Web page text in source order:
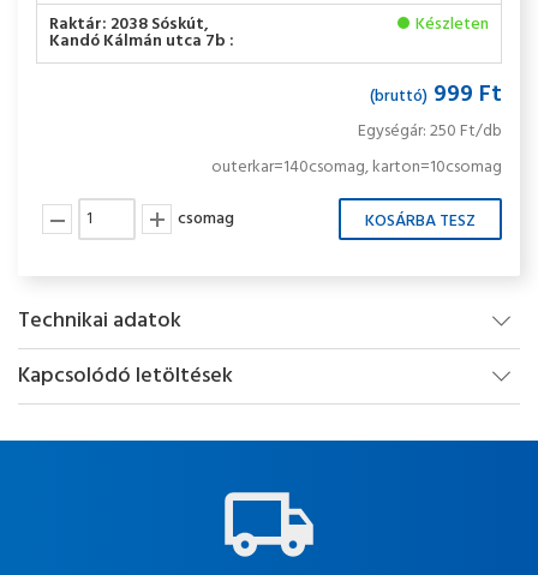
Raktár: 2038 Sóskút,
Kandó Kálmán utca 7b :
Készleten
(bruttó) 999 Ft
Egységár: 250 Ft/db
outerkar=140csomag, karton=10csomag
csomag
Technikai adatok
Kapcsolódó letöltések